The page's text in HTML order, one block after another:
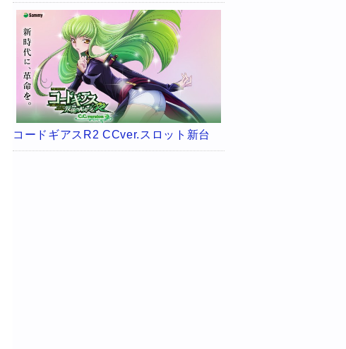
コードギアスR2 CCver.スロット新台